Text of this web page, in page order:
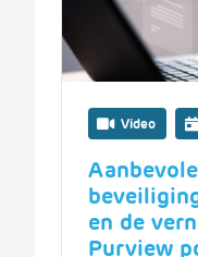
Video
en de
Purview